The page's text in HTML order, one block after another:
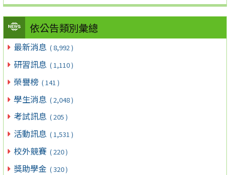
依公告類別彙總
最新消息 ( 8,992 )
研習訊息 ( 1,110 )
榮譽榜 ( 141 )
學生消息 ( 2,048 )
考試訊息 ( 205 )
活動訊息 ( 1,531 )
校外競賽 ( 220 )
獎助學金 ( 320 )